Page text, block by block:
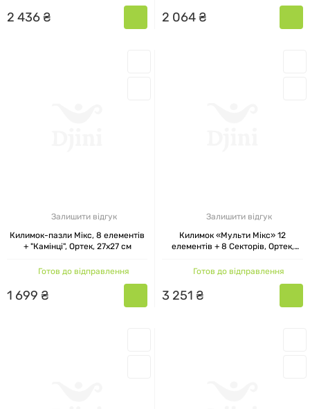
2 436₴ 2 064₴
Залишити відгук
Килимок-пазли Мікс, 8 елементів
+ "Камінці", Ортек, 27x27 см
Готов до відправлення
1 699 ₴
Залишити відгук
Килимок «Мульти Мікс» 12
елементів + 8 Секторів, Ортек,
Готов до відправлення
3 251 ₴